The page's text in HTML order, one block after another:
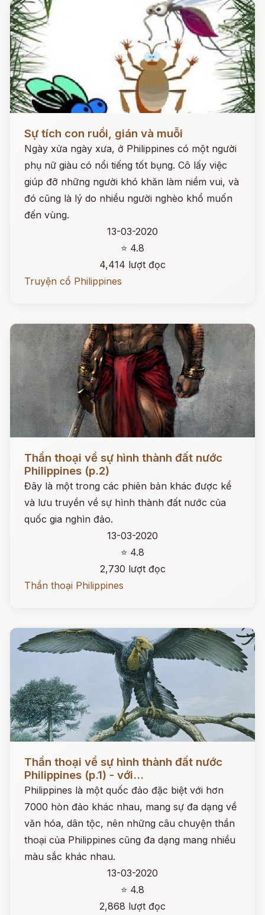
Sự tích con ruồi, gián và muỗi
Ngày xửa ngày xưa, ở Philippines có một người
phụ nữ giàu có nổi tiếng tốt bụng. Cô lấy việc
giúp đỡ những người khó khăn làm niềm vui, và
đó cũng là lý do nhiều người nghèo khổ muốn
đến vùng.
13-03-2020
⭐ 4.8
4,414 lượt đọc
Truyện cổ Philippines
Đọc ngay
Thần thoại về sự hình thành đất nước
Philippines (p.2)
Đây là một trong các phiên bản khác được kể
và lưu truyền về sự hình thành đất nước của
quốc gia nghìn đảo.
13-03-2020
⭐ 4.8
2,730 lượt đọc
Thần thoại Philippines
Đọc ngay
Thần thoại về sự hình thành đất nước
Philippines (p.1) - với...
Philippines là một quốc đảo đặc biệt với hơn
7000 hòn đảo khác nhau, mang sự đa dạng về
văn hóa, dân tộc, nên những câu chuyện thần
thoại của Philippines cũng đa dạng mang nhiều
màu sắc khác nhau.
13-03-2020
⭐ 4.8
2,868 lượt đọc